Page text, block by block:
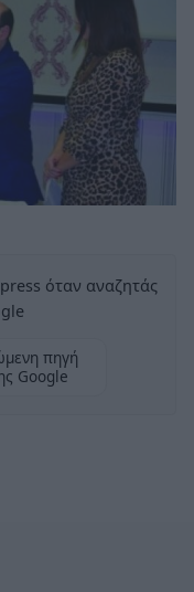
όταν αναζητάς
πηγή
Google